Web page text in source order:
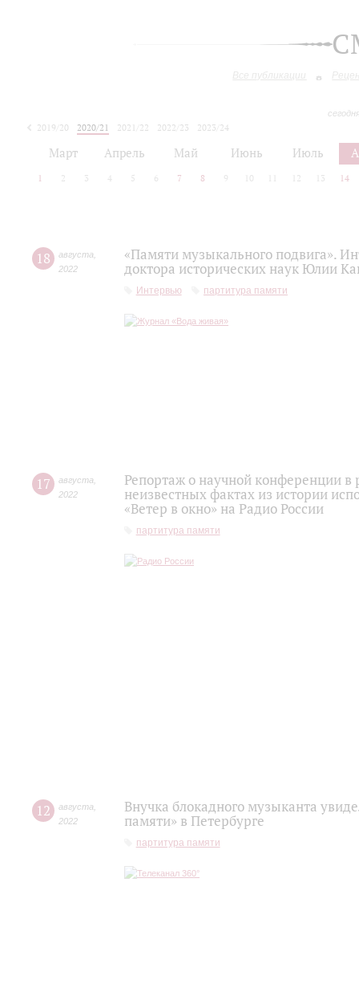
Все публикации
2019/20 2020/21 2021/22 2022/23
2023/24
Март Апрель Май Июнь Июль
1 2 3 4 5 6 7 8 9 10 12 13 14
18 августа
2022
«Памяти музыкального подвига».
доктора исторических наук Юлии
Интервью партитура памяти
17 августа
2022
Репортаж о научной конференции в
неизвестных фактах из истории
«Ветер в окно» на Радио России
партитура памяти
12 августа
2022
Внучка блокадного музыканта
памяти» в Петербурге
партитура памяти